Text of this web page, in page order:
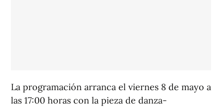
La programación arranca el viernes 8 de mayo a
las 17:00 horas con la pieza de danza-